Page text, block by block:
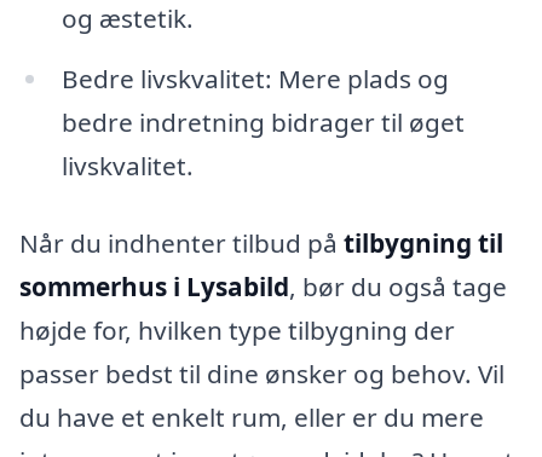
og æstetik.
Bedre livskvalitet: Mere plads og
bedre indretning bidrager til øget
livskvalitet.
Når du indhenter tilbud på tilbygning til
sommerhus i Lysabild, bør du også tage
højde for, hvilken type tilbygning der
passer bedst til dine ønsker og behov. Vil
du have et enkelt rum, eller er du mere